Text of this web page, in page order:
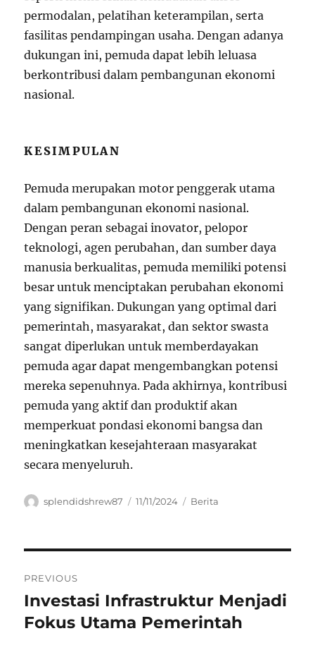
permodalan, pelatihan keterampilan, serta
fasilitas pendampingan usaha. Dengan adanya
dukungan ini, pemuda dapat lebih leluasa
berkontribusi dalam pembangunan ekonomi
nasional.
KESIMPULAN
Pemuda merupakan motor penggerak utama
dalam pembangunan ekonomi nasional.
Dengan peran sebagai inovator, pelopor
teknologi, agen perubahan, dan sumber daya
manusia berkualitas, pemuda memiliki potensi
besar untuk menciptakan perubahan ekonomi
yang signifikan. Dukungan yang optimal dari
pemerintah, masyarakat, dan sektor swasta
sangat diperlukan untuk memberdayakan
pemuda agar dapat mengembangkan potensi
mereka sepenuhnya. Pada akhirnya, kontribusi
pemuda yang aktif dan produktif akan
memperkuat pondasi ekonomi bangsa dan
meningkatkan kesejahteraan masyarakat
secara menyeluruh.
Author
splendidshrew87
Posted
11/11/2024 Categories
Berita
pos
PREVIOUS
Previous
post:
Investasi Infrastruktur Menjadi
Fokus Utama Pemerintah